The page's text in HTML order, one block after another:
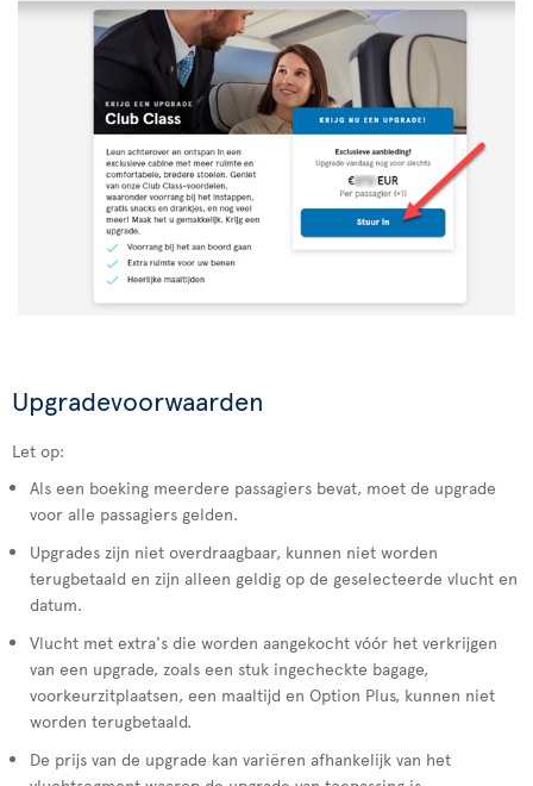
Upgradevoorwaarden
Let op:
Als een boeking meerdere passagiers bevat, moet de upgrade
voor alle passagiers gelden.
Upgrades zijn niet overdraagbaar, kunnen niet worden
terugbetaald en zijn alleen geldig op de geselecteerde vlucht en
datum.
Vlucht met extra's die worden aangekocht vóór het verkrijgen
van een upgrade, zoals een stuk ingecheckte bagage,
voorkeurzitplaatsen, een maaltijd en Option Plus, kunnen niet
worden terugbetaald.
De prijs van de upgrade kan variëren afhankelijk van het